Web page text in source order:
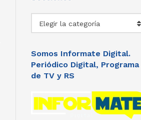
Elegir la categoría
Somos Informate Digital.
Periódico Digital, Programa
de TV y RS